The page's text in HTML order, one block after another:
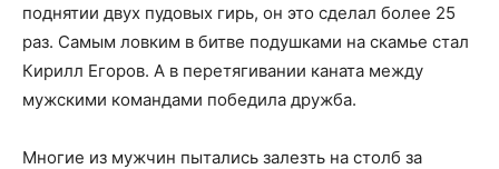
поднятии двух пудовых гирь, он это сделал более 25
раз. Самым ловким в битве подушками на скамье стал
Кирилл Егоров. А в перетягивании каната между
мужскими командами победила дружба.
Многие из мужчин пытались залезть на столб за